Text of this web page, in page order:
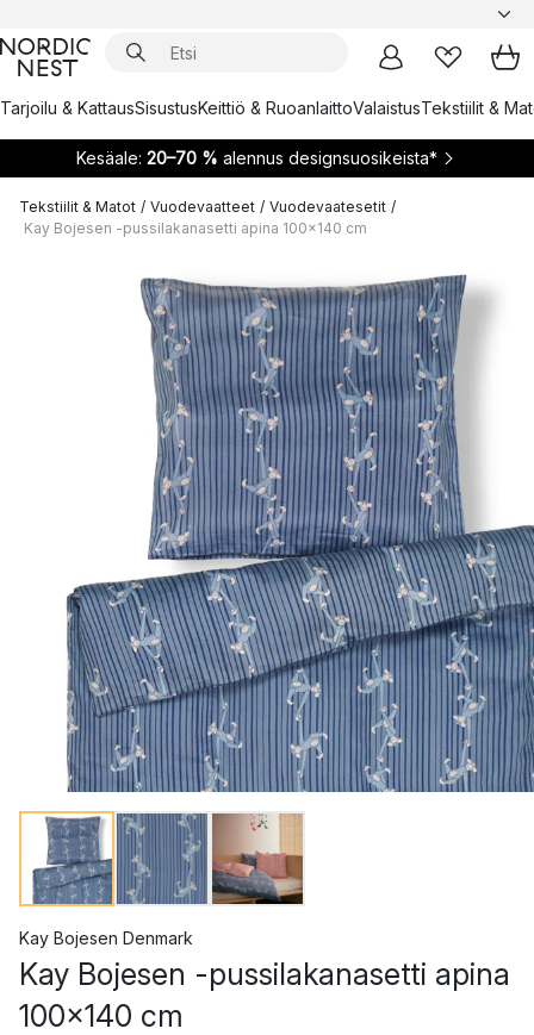
Tarjoilu & KattausSisustusKeittiö & RuoanlaittoValaistusTekstiilit &
Kesäale: 20–70 % alennus designsuosikeista*
Tekstiilit & Matot / Vuodevaatteet / Vuodevaatesetit /
Kay Bojesen -pussilakanasetti apina 100x140 cm
Kay Bojesen Denmark
Kay Bojesen -pussilakanasetti apina
100x140 cm